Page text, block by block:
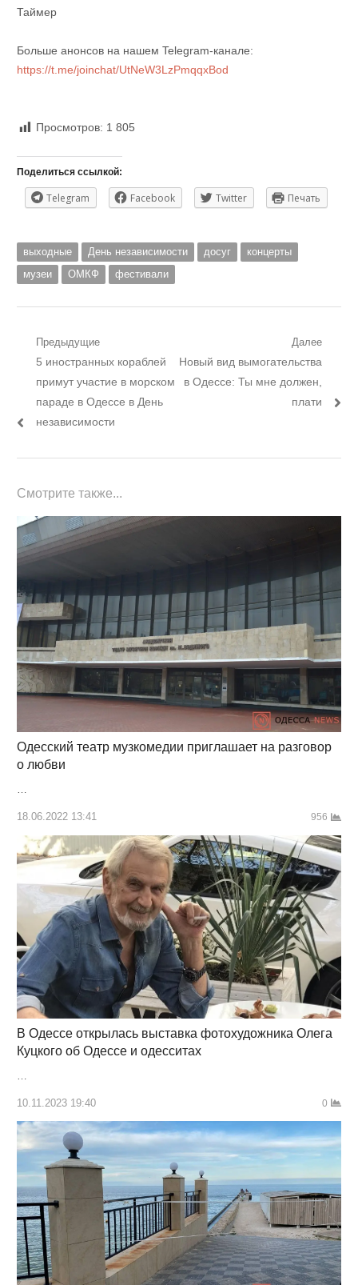
Таймер
Больше анонсов на нашем Telegram-канале:
https://t.me/joinchat/UtNeW3LzPmqqxBod
Просмотров: 1 805
Поделиться ссылкой:
Telegram Facebook Twitter Печать
выходные День независимости досуг
концерты
музеи
ОМКФ фестивали
Навигация
записям
Предыдущие
Предыдущий
пост:
5 иностранных кораблей
примут участие в морском
параде в Одессе в День
независимости
Далее
Следующий
пост:
Новый вид вымогательства
в Одессе: Ты мне должен,
плати
Смотрите также...
Одесский театр музкомедии приглашает на разговор
о любви
…
18.06.2022 13:41 956
В Одессе открылась выставка фотохудожника Олега
Куцкого об Одессе и одесситах
10.11.2023 19:40 0